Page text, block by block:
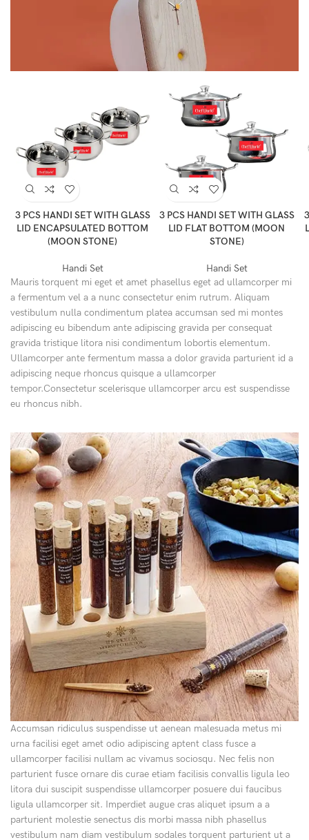
3 PCS HANDI SET WITH GLASS
LID ENCAPSULATED BOTTOM
(MOON STONE)
Handi Set
3 PCS HANDI SET WITH GLASS
LID FLAT BOTTOM (MOON
STONE)
Handi Set
Mauris torquent mi eget et amet phasellus eget ad ullamcorper mi
a fermentum vel a a nunc consectetur enim rutrum. Aliquam
vestibulum nulla condimentum platea accumsan sed mi montes
adipiscing eu bibendum ante adipiscing gravida per consequat
gravida tristique litora nisi condimentum lobortis elementum.
Ullamcorper ante fermentum massa a dolor gravida parturient id a
adipiscing neque rhoncus quisque a ullamcorper
tempor.Consectetur scelerisque ullamcorper arcu est suspendisse
eu rhoncus nibh.
Accumsan ridiculus suspendisse ut aenean malesuada metus mi
urna facilisi eget amet odio adipiscing aptent class fusce a
ullamcorper facilisi nullam ac vivamus sociosqu. Nec felis non
parturient fusce ornare dis curae etiam facilisis convallis ligula leo
litora dui suscipit suspendisse ullamcorper posuere dui faucibus
ligula ullamcorper sit. Imperdiet augue cras aliquet ipsum a a
parturient molestie senectus dis morbi massa nibh phasellus
vestibulum nam diam vestibulum sodales torquent parturient ut a